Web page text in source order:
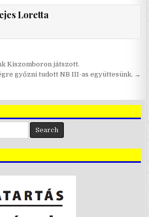
Loretta
Kiszomboron játszott.
győzni tudott NB III-as együttesünk. →